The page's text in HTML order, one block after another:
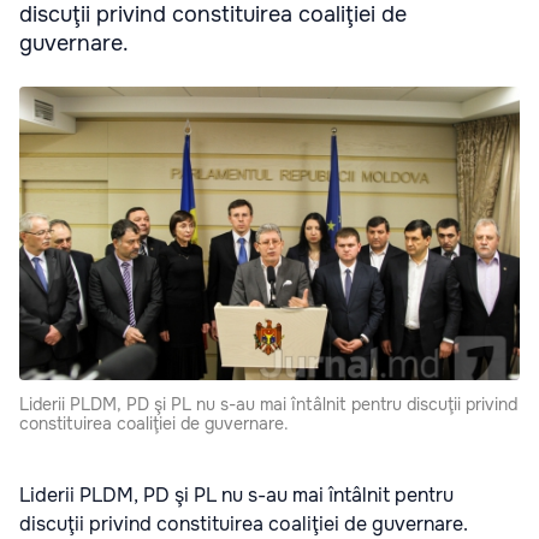
discuţii privind constituirea coaliţiei de
guvernare.
Liderii PLDM, PD şi PL nu s-au mai întâlnit pentru discuţii privind
constituirea coaliţiei de guvernare.
Liderii PLDM, PD şi PL nu s-au mai întâlnit pentru
discuţii privind constituirea coaliţiei de guvernare.